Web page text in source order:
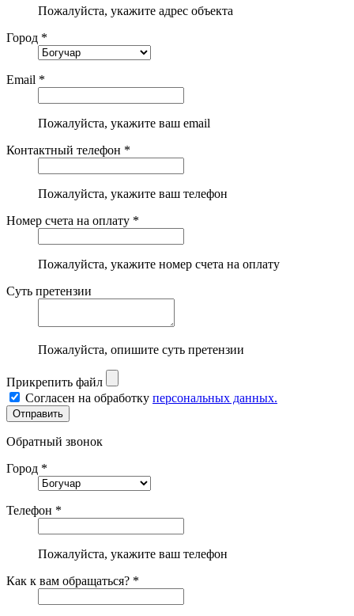
Пожалуйста, укажите адрес объекта
Город *
Email *
Пожалуйста, укажите ваш email
Контактный телефон *
Пожалуйста, укажите ваш телефон
Номер счета на оплату *
Пожалуйста, укажите номер счета на оплату
Суть претензии
Пожалуйста, опишите суть претензии
Прикрепить файл
Согласен на обработку персональных данных.
Обратный звонок
Город *
Телефон *
Пожалуйста, укажите ваш телефон
Как к вам обращаться? *